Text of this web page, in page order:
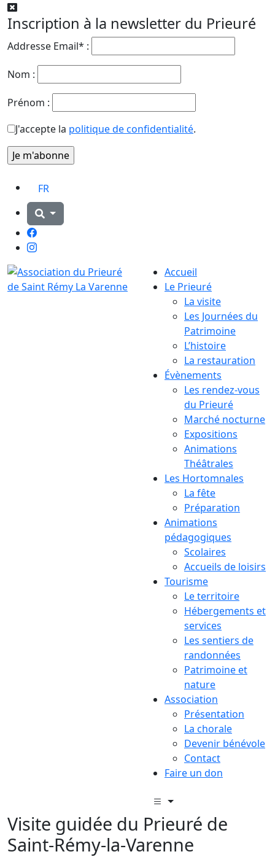
Inscription à la newsletter du Prieuré
Addresse Email* :
Nom :
Prénom :
J'accepte la politique de confidentialité.
FR
Facebook
Instagram
Accueil
Le Prieuré
La visite
Les Journées du
Patrimoine
L’histoire
La restauration
Évènements
Les rendez-vous
du Prieuré
Marché nocturne
Expositions
Animations
Théâtrales
Les Hortomnales
La fête
Préparation
Animations
pédagogiques
Scolaires
Accueils de loisirs
Tourisme
Le territoire
Hébergements et
services
Les sentiers de
randonnées
Patrimoine et
nature
Association
Présentation
La chorale
Devenir bénévole
Contact
Faire un don
Visite guidée du Prieuré de
Saint-Rémy-la-Varenne